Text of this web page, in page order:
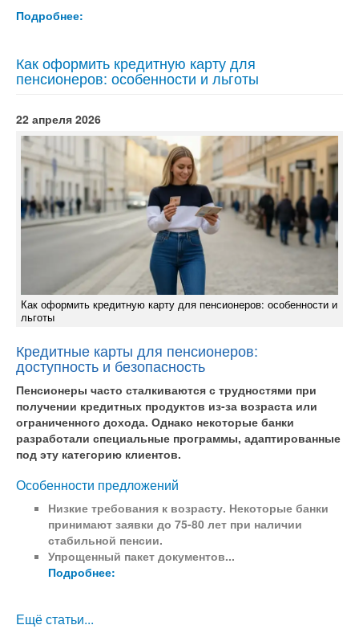
Подробнее:
Как оформить кредитную карту для
пенсионеров: особенности и льготы
22 апреля 2026
Как оформить кредитную карту для пенсионеров: особенности и
льготы
Кредитные карты для пенсионеров:
доступность и безопасность
Пенсионеры часто сталкиваются с трудностями при
получении кредитных продуктов из-за возраста или
ограниченного дохода. Однако некоторые банки
разработали специальные программы, адаптированные
под эту категорию клиентов.
Особенности предложений
Низкие требования к возрасту. Некоторые банки
принимают заявки до 75-80 лет при наличии
стабильной пенсии.
Упрощенный пакет документов...
Подробнее:
Ещё статьи...